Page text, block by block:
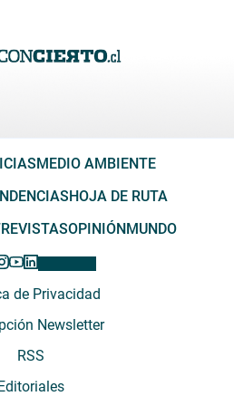
MEDIO AMBIENTE
HOJA DE RUTA
OPINIÓN MUNDO
de Privacidad
Newsletter
RSS
Editoriales